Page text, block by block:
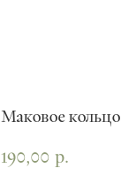
Маковое кольцо
190,00 р.